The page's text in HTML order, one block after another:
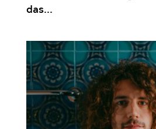
das...